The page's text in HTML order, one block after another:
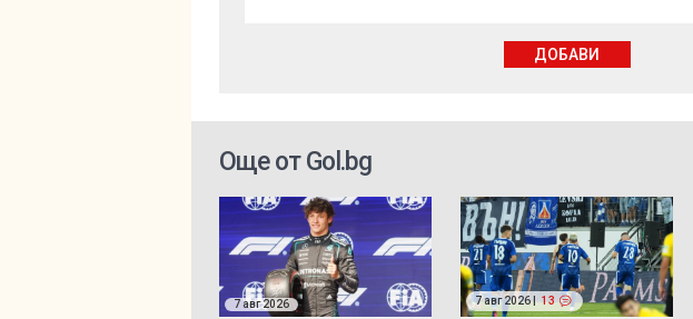
ДОБАВИ
Още от Gol.bg
7 авг 2026 7 авг 2026 | 13